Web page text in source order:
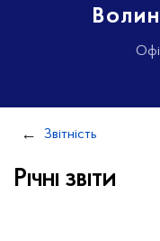
Звітність
Річні звіти